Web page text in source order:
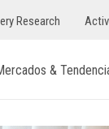
Research
&